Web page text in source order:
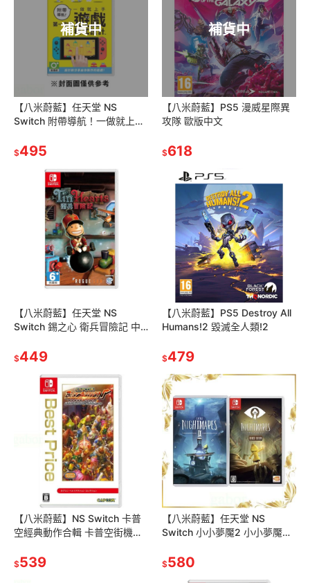
補貨中
【八米蔚藍】任天堂 NS
Switch 附帶導航！一做就上手
$495
補貨中
【八米蔚藍】PS5 漫威星際異
攻隊 歐版中文
$618
【八米蔚藍】任天堂 NS
Switch 錫之心 衛兵冒險記 中
$449
【八米蔚藍】PS5 Destroy All
Humans!2 毀滅全人類!2
$479
【八米蔚藍】NS Switch 卡普
空經典動作合輯 卡普空街機合
$539
【八米蔚藍】任天堂 NS
Switch 小小夢魘2 小小夢魘
$580